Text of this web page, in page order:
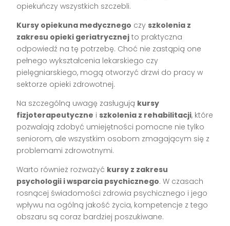
opiekuńczy wszystkich szczebli.
Kursy opiekuna medycznego czy szkolenia z
zakresu opieki geriatrycznej to praktyczna
odpowiedź na tę potrzebę. Choć nie zastąpią one
pełnego wykształcenia lekarskiego czy
pielęgniarskiego, mogą otworzyć drzwi do pracy w
sektorze opieki zdrowotnej.
Na szczególną uwagę zasługują kursy
fizjoterapeutyczne i szkolenia z rehabilitacji, które
pozwalają zdobyć umiejętności pomocne nie tylko
seniorom, ale wszystkim osobom zmagającym się z
problemami zdrowotnymi.
Warto również rozważyć kursy z zakresu
psychologii i wsparcia psychicznego. W czasach
rosnącej świadomości zdrowia psychicznego i jego
wpływu na ogólną jakość życia, kompetencje z tego
obszaru są coraz bardziej poszukiwane.